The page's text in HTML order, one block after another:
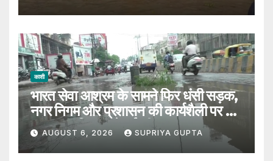
काशी
भारत सेवा आश्रम के सामने फिर धंसी सड़क,
नगर निगम और प्रशासन की कार्यशैली पर उठे
सवाल, 7 दिन पहले हुई थी मरम्मत
AUGUST 6, 2026 SUPRIYA GUPTA